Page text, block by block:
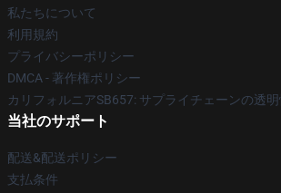
私たちについて
利用規約
プライバシーポリシー
DMCA - 著作権ポリシー
カリフォルニアSB657: サプライチェーンの透
当社のサポート
配送&配送ポリシー
支払条件